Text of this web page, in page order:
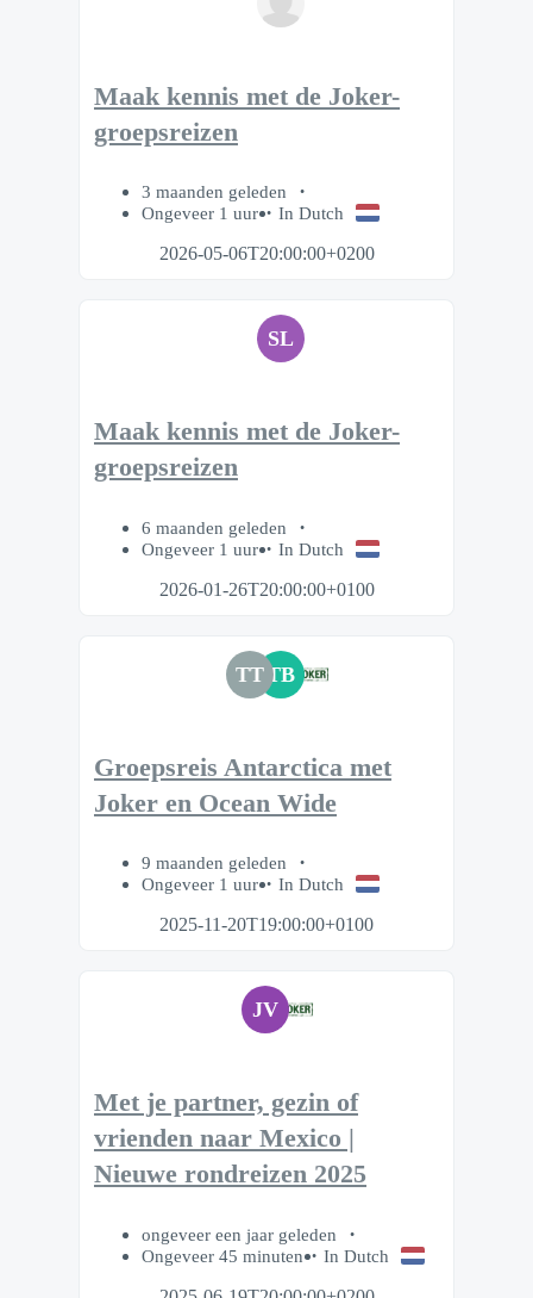
Maak kennis met de Joker-
groepsreizen
3 maanden geleden
Ongeveer 1 uur
In Dutch
2026-05-06T20:00:00+0200
SL
Maak kennis met de Joker-
groepsreizen
6 maanden geleden
Ongeveer 1 uur
In Dutch
2026-01-26T20:00:00+0100
TT TB
Groepsreis Antarctica met
Joker en Ocean Wide
9 maanden geleden
Ongeveer 1 uur
In Dutch
2025-11-20T19:00:00+0100
JV
Met je partner, gezin of
vrienden naar Mexico |
Nieuwe rondreizen 2025
ongeveer een jaar geleden
Ongeveer 45 minuten
In Dutch